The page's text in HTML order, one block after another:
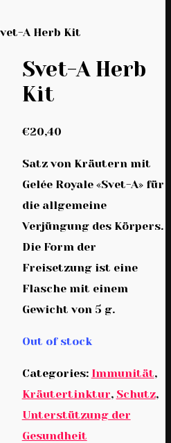
A Herb Kit
Svet-A Herb
Kit
€20,40
Satz von Kräutern mit
Gelée Royale «Svet-A» für
die allgemeine
Verjüngung des Körpers.
Die Form der
Freisetzung ist eine
Flasche mit einem
Gewicht von 5 g.
Out of stock
Categories: Immunität,
Kräutertinktur, Schutz,
Unterstützung der
Gesundheit